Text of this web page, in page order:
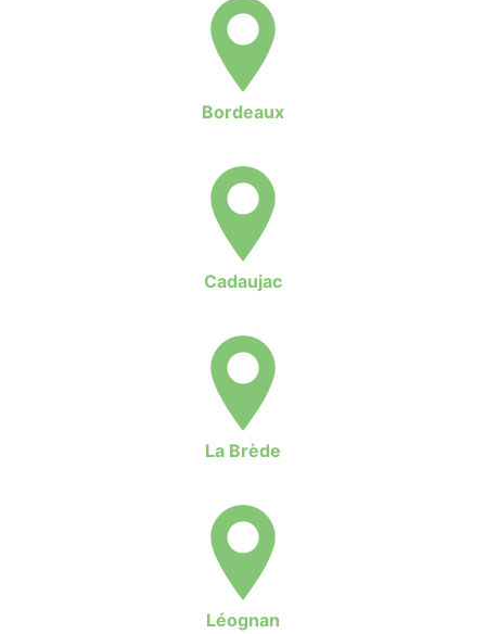
Bordeaux
Cadaujac
La Brède
Léognan